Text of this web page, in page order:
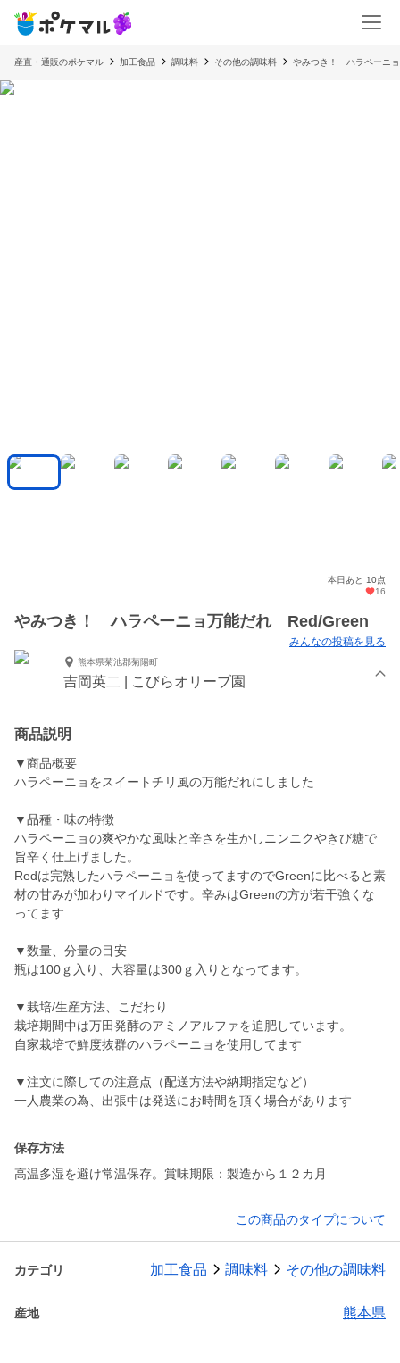
産直・通販のポケマル 加工食品 調味料 その他の調味料 やみつき！ ハラペーニ
本日あと 10点
16
やみつき！ ハラペーニョ万能だれ Red/Green
みんなの投稿を見る
熊本県菊池郡菊陽町
吉岡英二 | こびらオリーブ園
商品説明
▼商品概要
ハラペーニョをスイートチリ風の万能だれにしました
▼品種・味の特徴
ハラペーニョの爽やかな風味と辛さを生かしニンニクやきび糖で
旨辛く仕上げました。
Redは完熟したハラペーニョを使ってますのでGreenに比べると素
材の甘みが加わりマイルドです。辛みはGreenの方が若干強くな
ってます
▼数量、分量の目安
瓶は100ｇ入り、大容量は300ｇ入りとなってます。
▼栽培/生産方法、こだわり
栽培期間中は万田発酵のアミノアルファを追肥しています。
自家栽培で鮮度抜群のハラペーニョを使用してます
▼注文に際しての注意点（配送方法や納期指定など）
一人農業の為、出張中は発送にお時間を頂く場合があります
保存方法
高温多湿を避け常温保存。賞味期限：製造から１２カ月
この商品のタイプについて
カテゴリ 加工食品 調味料 その他の調味料
産地 熊本県